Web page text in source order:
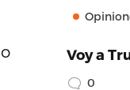
Voy a
0